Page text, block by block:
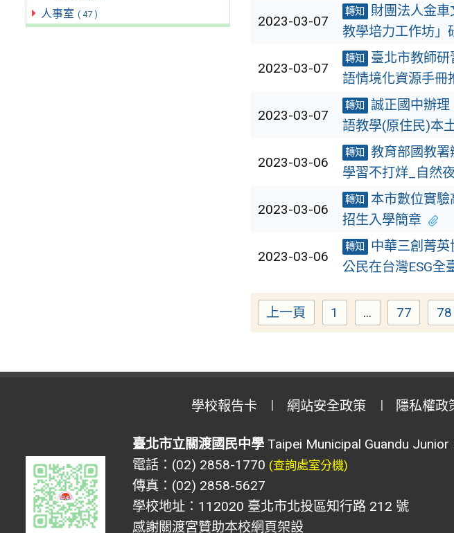
人事室 ( 47 ) 2023-03-07
轉知
財團法人金
教學培力工作坊」
2023-03-07
轉知
臺北市教師
語情境化資源手冊
2023-03-07
轉知
誠正國中辦
語教學(原住民)本
2023-03-06
轉知
教育部國教
學習不打烊_自然夜
2023-03-06
轉知
本市數位實
招生入學簡章
2023-03-06
轉知
中華三創菁
公民在台灣ESG全
上一頁 Page
1 ... Page
77 78
學校報告卡 網站安全政策 隱私權政
臺北市立關渡國民中學Taipei Municipal Guandu Junior
電話：(02) 2858-1770 (查詢處室分機)
傳真：(02) 2858-5627
學校地址：112020 臺北市北投區知行路 212 號
感謝關渡宮贊助本校網頁架設